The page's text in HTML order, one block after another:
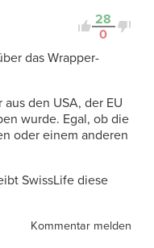
28
0
das Wrapper-
den USA, der EU
wurde. Egal, ob die
oder einem anderen
SwissLife diese
Kommentar melden